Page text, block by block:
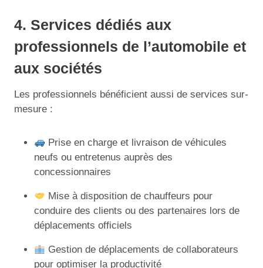
4. Services dédiés aux
professionnels de l’automobile et
aux sociétés
Les professionnels bénéficient aussi de services sur-
mesure :
Prise en charge et livraison de véhicules
neufs ou entretenus auprès des
concessionnaires
Mise à disposition de chauffeurs pour
conduire des clients ou des partenaires lors de
déplacements officiels
Gestion de déplacements de collaborateurs
pour optimiser la productivité